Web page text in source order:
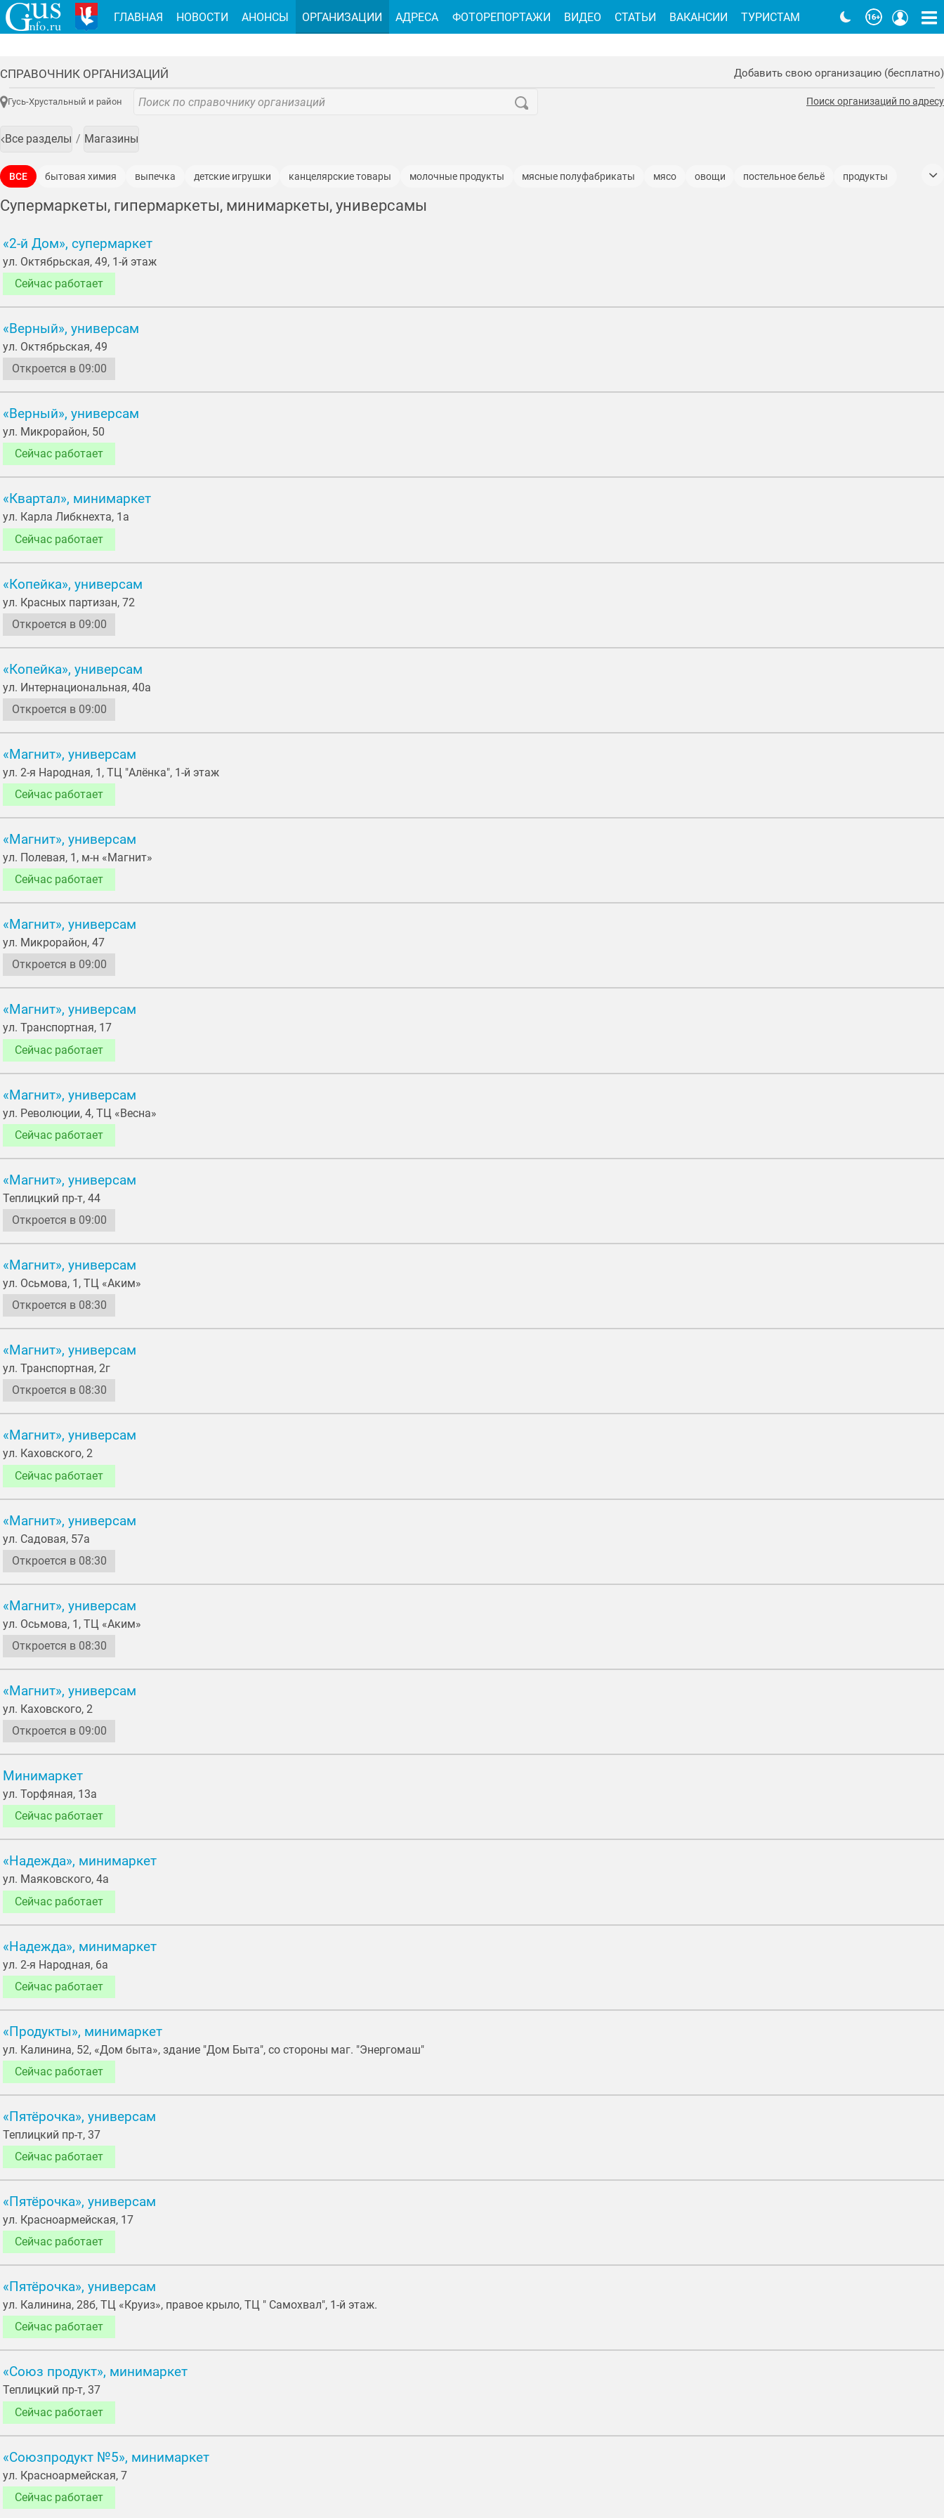
СПРАВОЧНИК ОРГАНИЗАЦИЙ Добавить свою организацию (бесплатно)
Гусь-Хрустальный и район Поиск организаций по адресу
Все разделы Магазины
ВСЕ бытовая химия выпечка детские игрушки канцелярские товары молочные продукты мясные полуфабрикаты мясо овощи постельное бельё
продукты
рыба
Супермаркеты, гипермаркеты, минимаркеты, универсамы
«2-й Дом», супермаркет
ул. Октябрьская, 49, 1-й этаж
Сейчас работает
«Верный», универсам
ул. Октябрьская, 49
Откроется в 09:00
«Верный», универсам
ул. Микрорайон, 50
Сейчас работает
«Квартал», минимаркет
ул. Карла Либкнехта, 1а
Сейчас работает
«Копейка», универсам
ул. Красных партизан, 72
Откроется в 09:00
«Копейка», универсам
ул. Интернациональная, 40а
Откроется в 09:00
«Магнит», универсам
ул. 2-я Народная, 1, ТЦ "Алёнка", 1-й этаж
Сейчас работает
«Магнит», универсам
ул. Полевая, 1, м-н «Магнит»
Сейчас работает
«Магнит», универсам
ул. Микрорайон, 47
Откроется в 09:00
«Магнит», универсам
ул. Транспортная, 17
Сейчас работает
«Магнит», универсам
ул. Революции, 4, ТЦ «Весна»
Сейчас работает
«Магнит», универсам
Теплицкий пр-т, 44
Откроется в 09:00
«Магнит», универсам
ул. Осьмовa, 1, ТЦ «Аким»
Откроется в 08:30
«Магнит», универсам
ул. Транспортная, 2г
Откроется в 08:30
«Магнит», универсам
ул. Каховского, 2
Сейчас работает
«Магнит», универсам
ул. Садовая, 57а
Откроется в 08:30
«Магнит», универсам
ул. Осьмовa, 1, ТЦ «Аким»
Откроется в 08:30
«Магнит», универсам
ул. Каховского, 2
Откроется в 09:00
Минимаркет
ул. Торфяная, 13а
Сейчас работает
«Надежда», минимаркет
ул. Маяковского, 4а
Сейчас работает
«Надежда», минимаркет
ул. 2-я Народная, 6а
Сейчас работает
«Продукты», минимаркет
ул. Калинина, 52, «Дом быта», здание "Дом Быта", со стороны маг. "Энергомаш"
Сейчас работает
«Пятёрочка», универсам
Теплицкий пр-т, 37
Сейчас работает
«Пятёрочка», универсам
ул. Красноармейская, 17
Сейчас работает
«Пятёрочка», универсам
ул. Калинина, 28б, ТЦ «Круиз», правое крыло, ТЦ " Самохвал", 1-й этаж.
Сейчас работает
«Союз продукт», минимаркет
Теплицкий пр-т, 37
Сейчас работает
«Союзпродукт №5», минимаркет
ул. Красноармейская, 7
Сейчас работает
ГЛАВНАЯ НОВОСТИ АНОНСЫ ОРГАНИЗАЦИИ АДРЕСА ФОТОРЕПОРТАЖИ ВИДЕО СТАТЬИ ВАКАНСИИ ТУРИСТАМ